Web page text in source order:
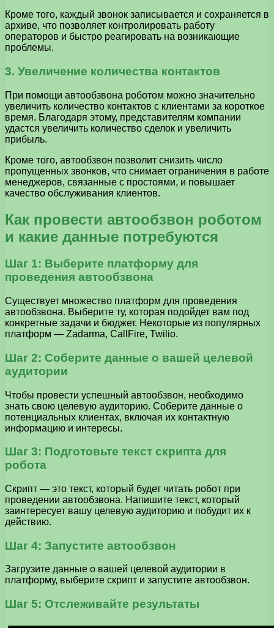
Кроме того, каждый звонок записывается и сохраняется в
архиве, что позволяет контролировать работу
операторов и быстро реагировать на возникающие
проблемы.
3. Увеличение количества контактов
При помощи автообзвона роботом можно значительно
увеличить количество контактов с клиентами за короткое
время. Благодаря этому, представителям компании
удастся увеличить количество сделок и увеличить
прибыль.
Кроме того, автообзвон позволит снизить число
пропущенных звонков, что снимает ограничения в работе
менеджеров, связанные с простоями, и повышает
качество обслуживания клиентов.
Как провести автообзвон роботом
и какие данные потребуются
Шаг 1: Выберите платформу для
проведения автообзвона
Существует множество платформ для проведения
автообзвона. Выберите ту, которая подойдет вам под
конкретные задачи и бюджет. Некоторые из популярных
платформ — Zadarma, CallFire, Twilio.
Шаг 2: Соберите данные о вашей целевой
аудитории
Чтобы провести успешный автообзвон, необходимо
знать свою целевую аудиторию. Соберите данные о
потенциальных клиентах, включая их контактную
информацию и интересы.
Шаг 3: Подготовьте текст скрипта для
робота
Скрипт — это текст, который будет читать робот при
проведении автообзвона. Напишите текст, который
заинтересует вашу целевую аудиторию и побудит их к
действию.
Шаг 4: Запустите автообзвон
Загрузите данные о вашей целевой аудитории в
платформу, выберите скрипт и запустите автообзвон.
Шаг 5: Отслеживайте результаты